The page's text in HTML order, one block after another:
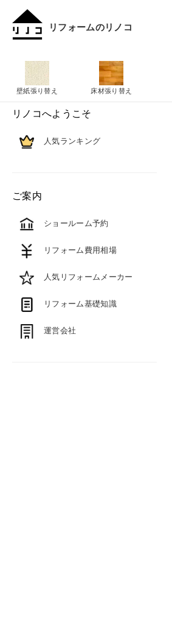
リフォームのリノコ
壁紙張り替え 床材張り替え
リノコへようこそ
人気ランキング
ご案内
ショールーム予約
リフォーム費用相場
人気リフォームメーカー
リフォーム基礎知識
運営会社